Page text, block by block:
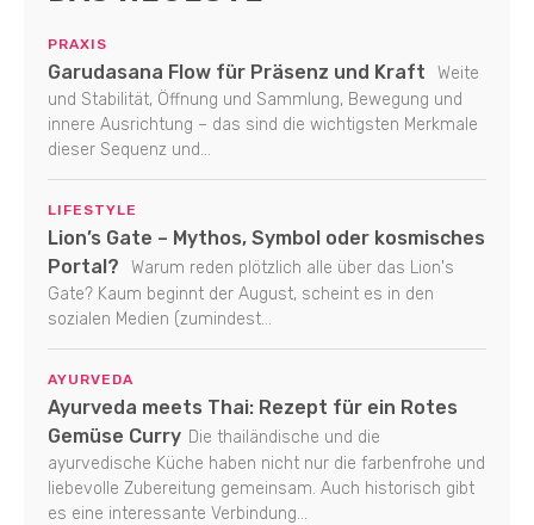
PRAXIS
Garudasana Flow für Präsenz und Kraft
Weite
und Stabilität, Öffnung und Sammlung, Bewegung und
innere Ausrichtung – das sind die wichtigsten Merkmale
dieser Sequenz und...
LIFESTYLE
Lion’s Gate – Mythos, Symbol oder kosmisches
Portal?
Warum reden plötzlich alle über das Lion's
Gate? Kaum beginnt der August, scheint es in den
sozialen Medien (zumindest...
AYURVEDA
Ayurveda meets Thai: Rezept für ein Rotes
Gemüse Curry Die thailändische und die
ayurvedische Küche haben nicht nur die farbenfrohe und
liebevolle Zubereitung gemeinsam. Auch historisch gibt
es eine interessante Verbindung...